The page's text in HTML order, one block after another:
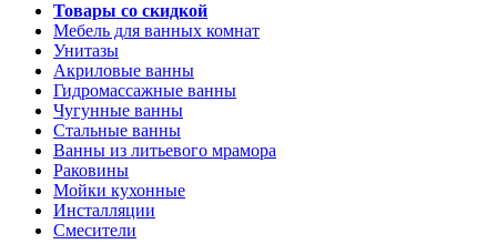
Товары со скидкой
Мебель для ванных комнат
Унитазы
Акриловые ванны
Гидромассажные ванны
Чугунные ванны
Стальные ванны
Ванны из литьевого мрамора
Раковины
Мойки кухонные
Инсталляции
Смесители